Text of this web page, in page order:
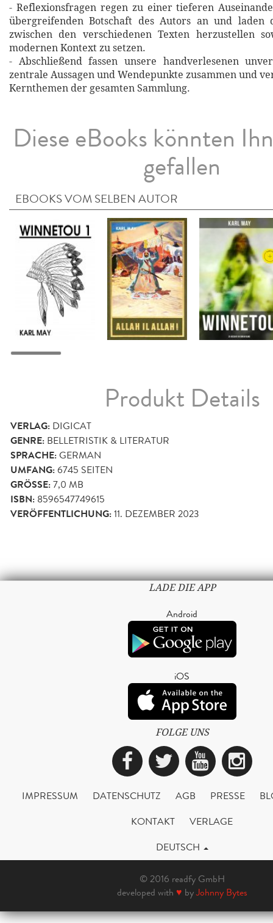
- Reflexionsfragen regen zu einer tieferen
übergreifenden Botschaft des Autors an und laden
zwischen den verschiedenen Texten herzustellen
modernen Kontext zu setzen.
- Abschließend fassen unsere handverlesenen
zentrale Aussagen und Wendepunkte zusammen und
Kernthemen der gesamten Sammlung.
Diese eBooks könnten
gefallen
EBOOKS VOM SELBEN AUTOR
Produkt Details
VERLAG: DIGICAT
GENRE: BELLETRISTIK & LITERATUR
SPRACHE:GERMAN
UMFANG:6745 SEITEN
GRÖSSE: 7,0 MB
ISBN: 8596547749615
VERÖFFENTLICHUNG:11. DEZEMBER 2023
LADE DIE APP
Android
iOS
FOLGE UNS
Facebook
Twitter
IMPRESSUM DATENSCHUTZ AGB PRESSE
KONTAKT
VERLAGE
DEUTSCH
© 2016 readfy GmbH
developed with ♥ byJohnny Bytes